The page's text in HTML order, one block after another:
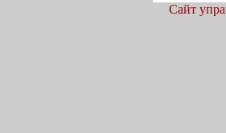
Сайт